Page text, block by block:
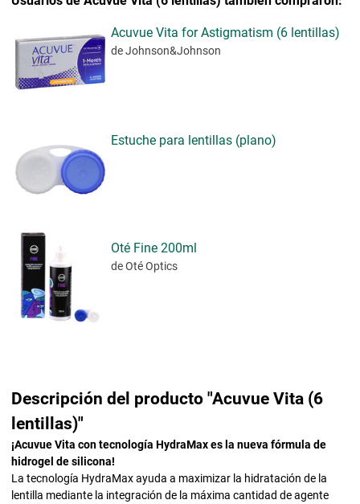
Acuvue Vita for Astigmatism (6 lentillas)
de Johnson&Johnson
Estuche para lentillas (plano)
Oté Fine 200ml
de Oté Optics
Descripción del producto "Acuvue Vita (6
lentillas)"
¡Acuvue Vita con tecnología HydraMax es la nueva fórmula de
hidrogel de silicona!
La tecnología HydraMax ayuda a maximizar la hidratación de la
lentilla mediante la integración de la máxima cantidad de agente